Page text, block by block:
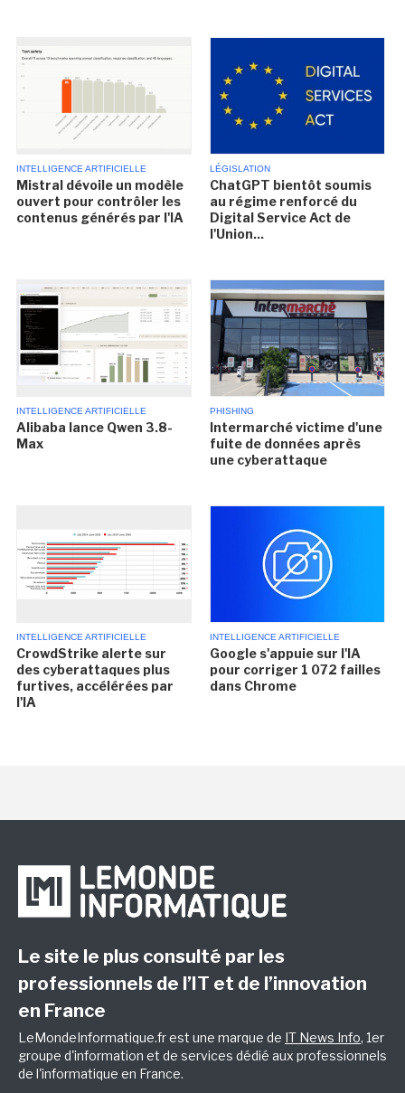
INTELLIGENCE ARTIFICIELLE
Mistral dévoile un modèle
ouvert pour contrôler les
contenus générés par l'IA
LÉGISLATION
ChatGPT bientôt soumis
au régime renforcé du
Digital Service Act de
l'Union...
INTELLIGENCE ARTIFICIELLE
Alibaba lance Qwen 3.8-
Max
PHISHING
Intermarché victime d'une
fuite de données après
une cyberattaque
INTELLIGENCE ARTIFICIELLE
CrowdStrike alerte sur
des cyberattaques plus
furtives, accélérées par
l'IA
INTELLIGENCE ARTIFICIELLE
Google s'appuie sur l'IA
pour corriger 1 072 failles
dans Chrome
Le site le plus consulté par les
professionnels de l’IT et de l’innovation
en France
LeMondeInformatique.fr est une marque de IT News Info, 1er
groupe d'information et de services dédié aux professionnels
de l'informatique en France.